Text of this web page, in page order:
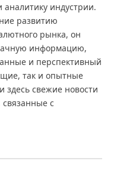
индустрии.
развитию
рынка, он
информацию,
и перспективный
так и опытные
здесь свежие новости
с